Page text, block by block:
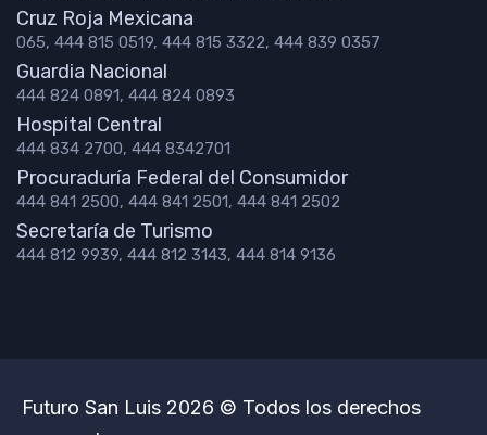
Cruz Roja Mexicana
065, 444 815 0519, 444 815 3322, 444 839 0357
Guardia Nacional
444 824 0891, 444 824 0893
Hospital Central
444 834 2700, 444 8342701
Procuraduría Federal del Consumidor
444 841 2500, 444 841 2501, 444 841 2502
Secretaría de Turismo
444 812 9939, 444 812 3143, 444 814 9136
Futuro San Luis 2026 © Todos los derechos